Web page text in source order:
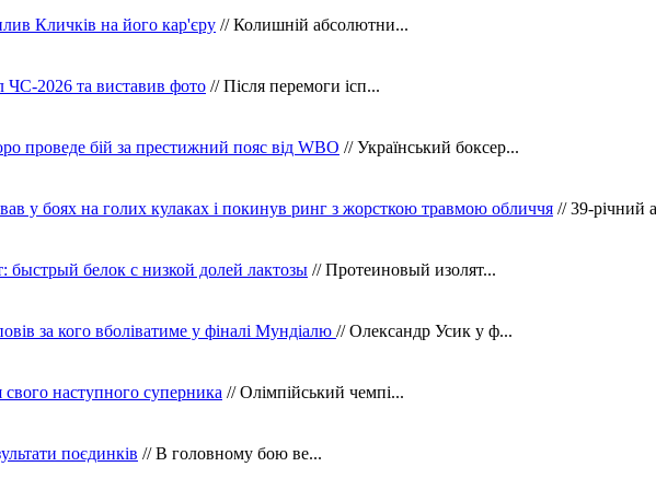
Кличків на його кар'єру // Колишній абсолютни...
ЧС-2026 та виставив фото // Після перемоги ісп...
проведе бій за престижний пояс від WBO // Український боксер...
у боях на голих кулаках і покинув ринг з жорсткою травмою обличчя // 39-річний
быстрый белок с низкой долей лактозы // Протеиновый изолят...
за кого вболіватиме у фіналі Мундіалю // Олександр Усик у ф...
свого наступного суперника // Олімпійський чемпі...
поєдинків // В головному бою ве...